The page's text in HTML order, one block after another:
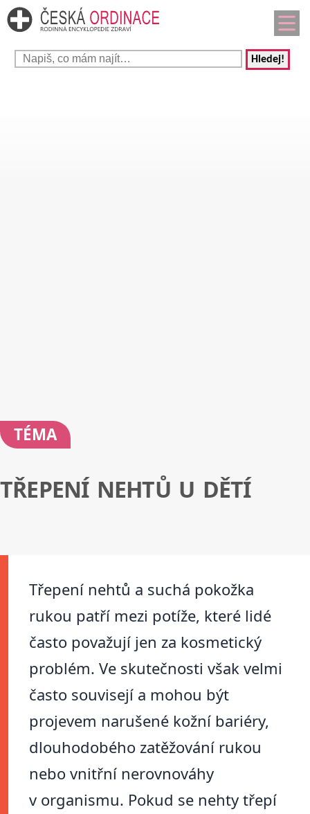
Hledej!
TÉMA
TŘEPENÍ NEHTŮ U DĚTÍ
Třepení nehtů a suchá pokožka
rukou patří mezi potíže, které lidé
často považují jen za kosmetický
problém. Ve skutečnosti však velmi
často souvisejí a mohou být
projevem narušené kožní bariéry,
dlouhodobého zatěžování rukou
nebo vnitřní nerovnováhy
v organismu. Pokud se nehty třepí